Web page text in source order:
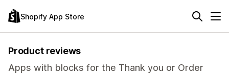
Shopify App Store
Product reviews
Apps with blocks for the Thank you or Order